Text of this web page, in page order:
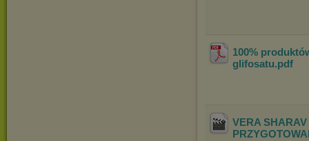
100%
glifosatu.pdf
VERA
PRZ